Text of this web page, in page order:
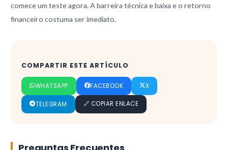
comece um teste agora. A barreira técnica e baixa e o retorno
financeiro costuma ser imediato.
COMPARTIR ESTE ARTÍCULO
WHATSAPP FACEBOOK X
TELEGRAM 🔗 COPIAR ENLACE